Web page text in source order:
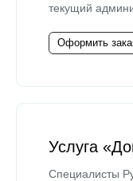
текущий
Оформить
Услуга
Специалисты